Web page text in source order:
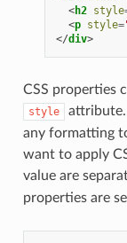
<h2 style
<p style=
</div>
CSS properties
style
any formatting
want to apply
value are
properties are